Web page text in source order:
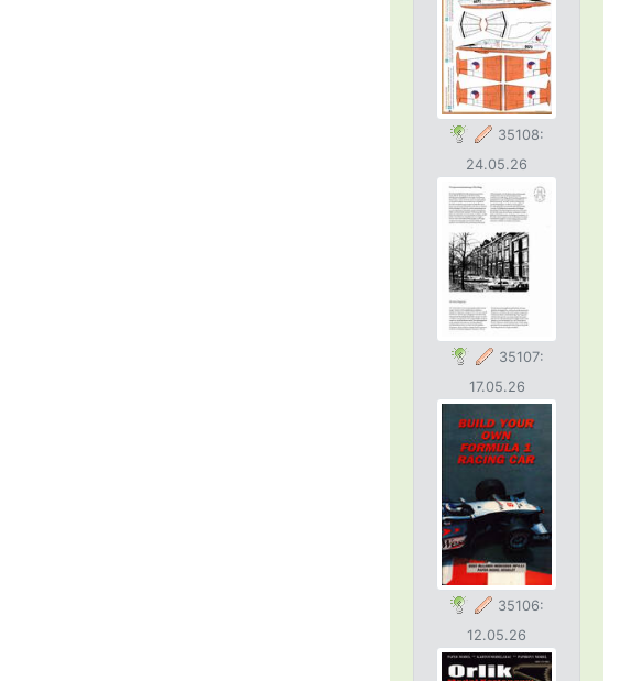
35108:
24.05.26
35107:
17.05.26
35106:
12.05.26